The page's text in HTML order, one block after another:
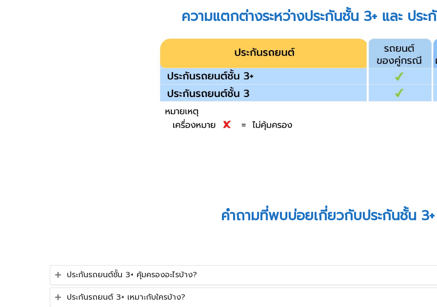
ความแตกต่างระหว่างประกันชั้น 3+ และ ประ
คำถามที่พบบ่อยเกี่ยวกับประกันชั้น 3+
ประกันรถยนต์ชั้น 3+ คุ้มครองอะไรบ้าง?
ประกันรถยนต์ 3+ เหมาะกับใครบ้าง?